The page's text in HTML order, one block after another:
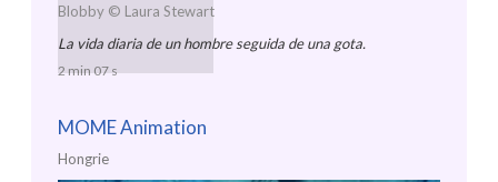
Blobby © Laura Stewart
La vida diaria de un hombre seguida de una gota.
2 min 07 s
MOME Animation
Hongrie